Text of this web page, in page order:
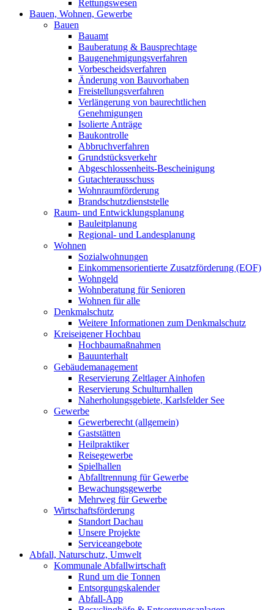
Rettungswesen
Bauen, Wohnen, Gewerbe
Bauen
Bauamt
Bauberatung & Bausprechtage
Baugenehmigungsverfahren
Vorbescheidsverfahren
Änderung von Bauvorhaben
Freistellungsverfahren
Verlängerung von baurechtlichen
Genehmigungen
Isolierte Anträge
Baukontrolle
Abbruchverfahren
Grundstücksverkehr
Abgeschlossenheits-Bescheinigung
Gutachterausschuss
Wohnraumförderung
Brandschutzdienststelle
Raum- und Entwicklungsplanung
Bauleitplanung
Regional- und Landesplanung
Wohnen
Sozialwohnungen
Einkommensorientierte Zusatzförderung (EOF)
Wohngeld
Wohnberatung für Senioren
Wohnen für alle
Denkmalschutz
Weitere Informationen zum Denkmalschutz
Kreiseigener Hochbau
Hochbaumaßnahmen
Bauunterhalt
Gebäudemanagement
Reservierung Zeltlager Ainhofen
Reservierung Schulturnhallen
Naherholungsgebiete, Karlsfelder See
Gewerbe
Gewerberecht (allgemein)
Gaststätten
Heilpraktiker
Reisegewerbe
Spielhallen
Abfalltrennung für Gewerbe
Bewachungsgewerbe
Mehrweg für Gewerbe
Wirtschaftsförderung
Standort Dachau
Unsere Projekte
Serviceangebote
Abfall, Naturschutz, Umwelt
Kommunale Abfallwirtschaft
Rund um die Tonnen
Entsorgungskalender
Abfall-App